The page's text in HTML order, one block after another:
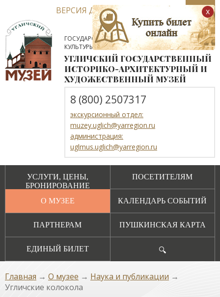
ВЕРСИЯ ДЛЯ СЛАБОВИДЯЩИХ
ГОСУДАРСТВЕННОЕ АВТОНОМНОЕ УЧРЕЖДЕНИЕ
КУЛЬТУРЫ ЯРОСЛАВСКОЙ ОБЛАСТИ
УГЛИЧСКИЙ ГОСУДАРСТВЕННЫЙ
ИСТОРИКО-АРХИТЕКТУРНЫЙ И
ХУДОЖЕСТВЕННЫЙ МУЗЕЙ
8 (800) 2507317
экскурсионный отдел:
muzey.uglich@yarregion.ru
администрация:
uglmus.uglich@yarregion.ru
УСЛУГИ, ЦЕНЫ,
БРОНИРОВАНИЕ
ПОСЕТИТЕЛЯМ
О МУЗЕЕ КАЛЕНДАРЬ СОБЫТИЙ
ПАРТНЕРАМ ПУШКИНСКАЯ КАРТА
ЕДИНЫЙ БИЛЕТ 🔍
Главная → О музее → Наука и публикации →
Угличские колокола
x